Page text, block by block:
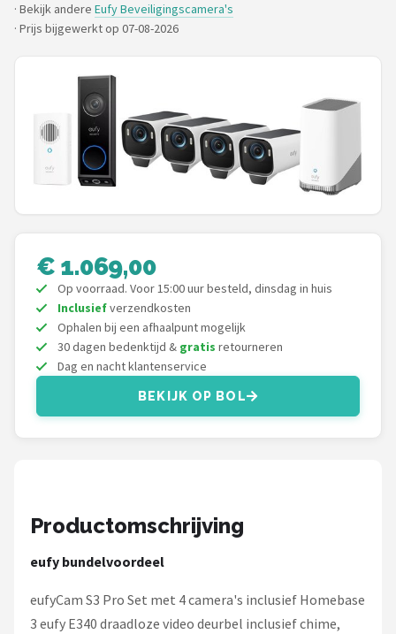
NAS
Shop
Eufy
Home-Locking
Reolink
EZVIZ
Hikvision
TP-Link
Foscam
ieGeek
Alle merken →
· Bekijk andere Eufy Beveiligingscamera's
· Prijs bijgewerkt op 07-08-2026
€ 1.069,00
Op voorraad. Voor 15:00 uur besteld, dinsdag in huis
Inclusiefverzendkosten
Ophalen bij een afhaalpunt mogelijk
30 dagen bedenktijd & gratis retourneren
Dag en nacht klantenservice
BEKIJK OP BOL
Productomschrijving
eufy bundelvoordeel
eufyCam S3 Pro Set met 4 camera's inclusief Homebase
3 eufy E340 draadloze video deurbel inclusief chime,